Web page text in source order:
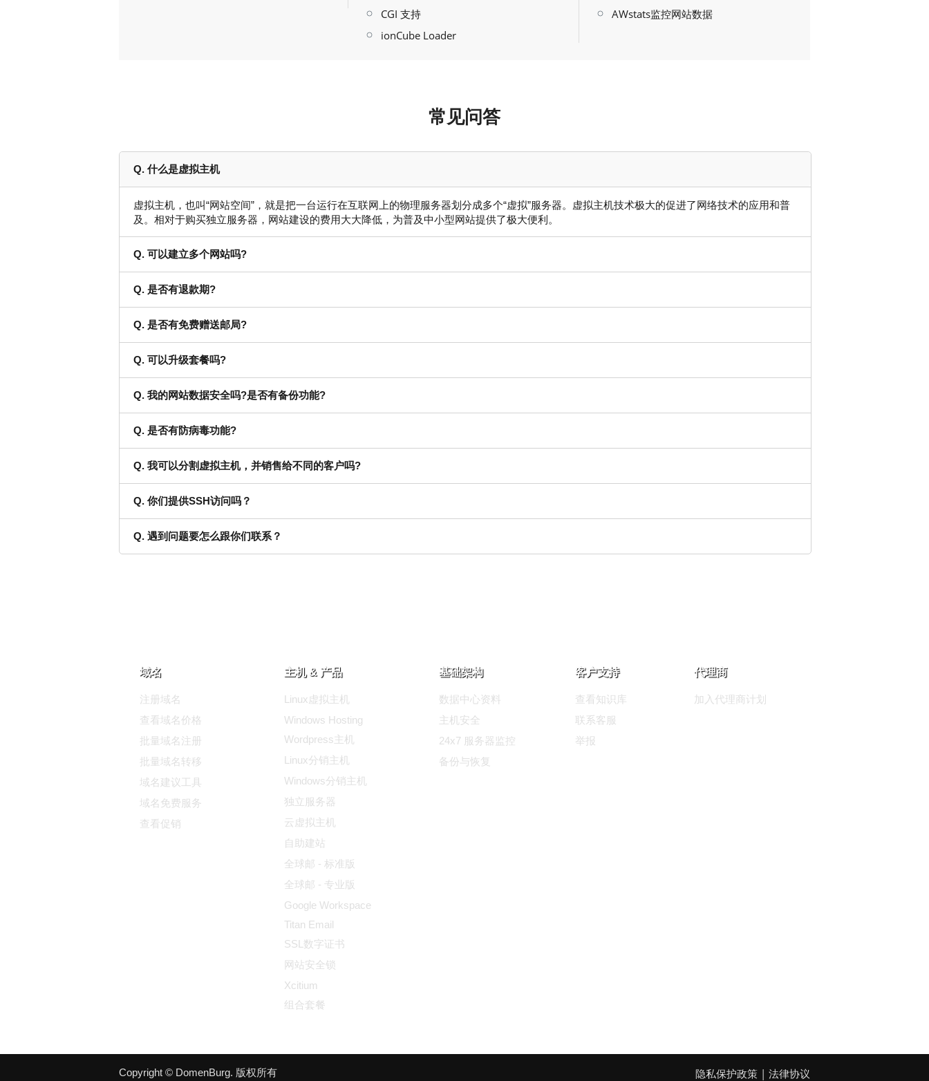
CGI 支持
ionCube Loader
AWstats监控网站数据
常见问答
Q. 什么是虚拟主机
虚拟主机，也叫“网站空间”，就是把一台运行在互联网上的物理服务器划分成多个“虚拟”服务器。虚拟主机技术极大的促进了网络技术的应用和普
及。相对于购买独立服务器，网站建设的费用大大降低，为普及中小型网站提供了极大便利。
Q. 可以建立多个网站吗?
Q. 是否有退款期?
Q. 是否有免费赠送邮局?
Q. 可以升级套餐吗?
Q. 我的网站数据安全吗?是否有备份功能?
Q. 是否有防病毒功能?
Q. 我可以分割虚拟主机，并销售给不同的客户吗?
Q. 你们提供SSH访问吗？
Q. 遇到问题要怎么跟你们联系？
域名
注册域名
查看域名价格
批量域名注册
批量域名转移
域名建议工具
域名免费服务
查看促销
主机 & 产品
Linux虚拟主机
Windows Hosting
Wordpress主机
Linux分销主机
Windows分销主机
独立服务器
云虚拟主机
自助建站
全球邮 - 标准版
全球邮 - 专业版
Google Workspace
Titan Email
SSL数字证书
网站安全锁
Xcitium
组合套餐
基础架构
数据中心资料
主机安全
24x7 服务器监控
备份与恢复
客户支持
查看知识库
联系客服
举报
代理商
加入代理商计划
Copyright © DomenBurg. 版权所有 | 法律协议
隐私保护政策